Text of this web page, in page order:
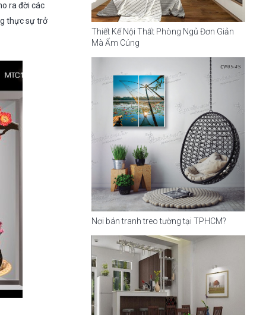
ra đời các
thực sự trở
Thiết Kế Nội Thất Phòng Ngủ Đơn Giản
Mà Ấm Cúng
Nơi bán tranh treo tường tại TPHCM?